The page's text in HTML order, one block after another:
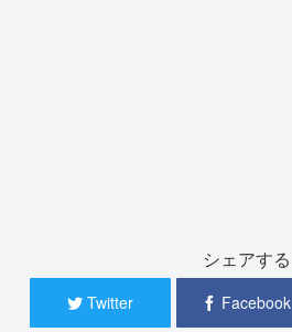
シェアする
Twitter Facebook